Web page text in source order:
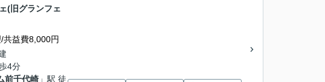
(旧グランフェ
共益費8,000円
4分
前千代崎 」駅 徒